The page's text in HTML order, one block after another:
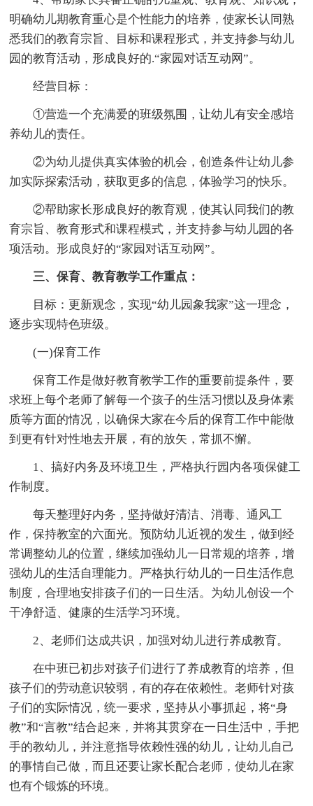
明确幼儿期教育重心是个性能力的培养，使家长认同熟
悉我们的教育宗旨、目标和课程形式，并支持参与幼儿
园的教育活动，形成良好的.“家园对话互动网”。
经营目标：
①营造一个充满爱的班级氛围，让幼儿有安全感培
养幼儿的责任。
②为幼儿提供真实体验的机会，创造条件让幼儿参
加实际探索活动，获取更多的信息，体验学习的快乐。
②帮助家长形成良好的教育观，使其认同我们的教
育宗旨、教育形式和课程模式，并支持参与幼儿园的各
项活动。形成良好的“家园对话互动网”。
三、保育、教育教学工作重点：
目标：更新观念，实现“幼儿园象我家”这一理念，
逐步实现特色班级。
(一)保育工作
保育工作是做好教育教学工作的重要前提条件，要
求班上每个老师了解每一个孩子的生活习惯以及身体素
质等方面的情况，以确保大家在今后的保育工作中能做
到更有针对性地去开展，有的放矢，常抓不懈。
1、搞好内务及环境卫生，严格执行园内各项保健工
作制度。
每天整理好内务，坚持做好清洁、消毒、通风工
作，保持教室的六面光。预防幼儿近视的发生，做到经
常调整幼儿的位置，继续加强幼儿一日常规的培养，增
强幼儿的生活自理能力。严格执行幼儿的一日生活作息
制度，合理地安排孩子们的一日生活。为幼儿创设一个
干净舒适、健康的生活学习环境。
2、老师们达成共识，加强对幼儿进行养成教育。
在中班已初步对孩子们进行了养成教育的培养，但
孩子们的劳动意识较弱，有的存在依赖性。老师针对孩
子们的实际情况，统一要求，坚持从小事抓起，将“身
教”和“言教”结合起来，并将其贯穿在一日生活中，手把
手的教幼儿，并注意指导依赖性强的幼儿，让幼儿自己
的事情自己做，而且还要让家长配合老师，使幼儿在家
也有个锻炼的环境。